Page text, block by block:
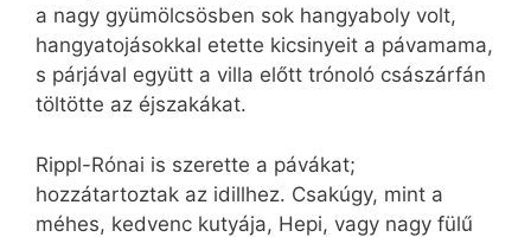
a nagy gyümölcsösben sok hangyaboly volt,
hangyatojásokkal etette kicsinyeit a pávamama,
s párjával együtt a villa előtt trónoló császárfán
töltötte az éjszakákat.
Rippl-Rónai is szerette a pávákat;
hozzátartoztak az idillhez. Csakúgy, mint a
méhes, kedvenc kutyája, Hepi, vagy nagy fülű